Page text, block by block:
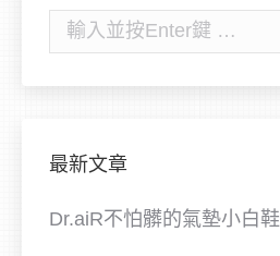
最新文章
Dr.aiR不怕髒的氣墊小白鞋